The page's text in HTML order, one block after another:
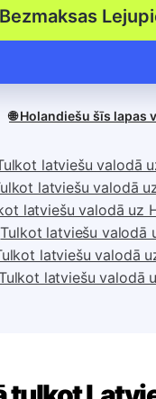
Bezmaksas
🌐 Holandiešu šīs lapas
latviešu valodā
Tulkot latviešu valodā
latviešu valodā uz
Tulkot latviešu valodā